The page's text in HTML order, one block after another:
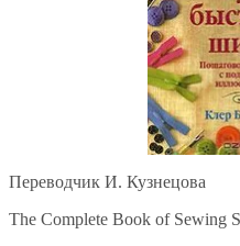
Переводчик И. Кузнецова
The Complete Book of Sewing